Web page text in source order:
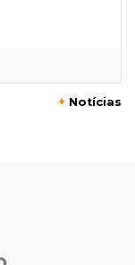
na
veja
+ Notícias